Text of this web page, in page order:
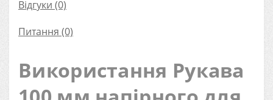
Відгуки (0)
Питання (0)
Використання Рукава